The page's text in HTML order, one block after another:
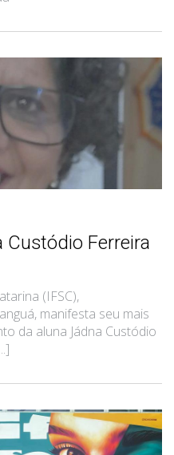
Custódio Ferreira
(IFSC),
manifesta seu mais
da aluna Jádna Custódio